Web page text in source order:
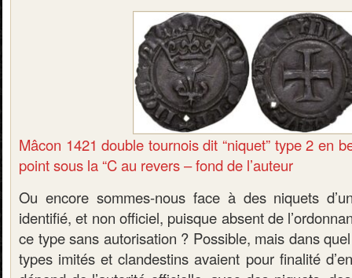
Mâcon 1421 double tournois dit “niquet” type 2 en
point sous la “C au revers – fond de l’auteur
Ou encore sommes-nous face à des niquets
identifié, et non officiel, puisque absent de
ce type sans autorisation ? Possible, mais dans
types imités et clandestins avaient pour finalité